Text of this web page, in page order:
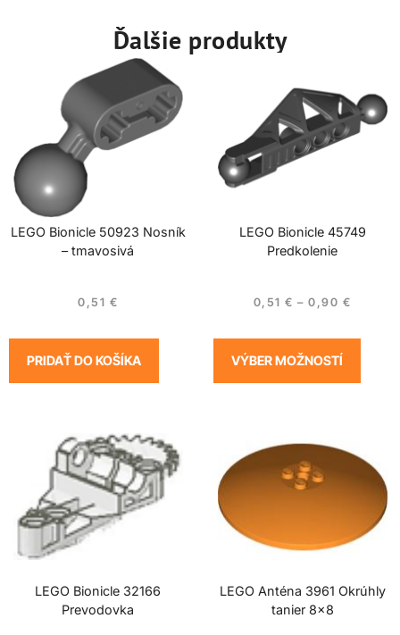
Ďalšie produkty
LEGO Bionicle 50923 Nosník
– tmavosivá
0,51 €
PRIDAŤ DO KOŠÍKA
LEGO Bionicle 45749
Predkolenie
0,51€ – 0,90 €
VÝBER MOŽNOSTÍ
LEGO Bionicle 32166
Prevodovka
LEGO Anténa 3961 Okrúhly
tanier 8×8